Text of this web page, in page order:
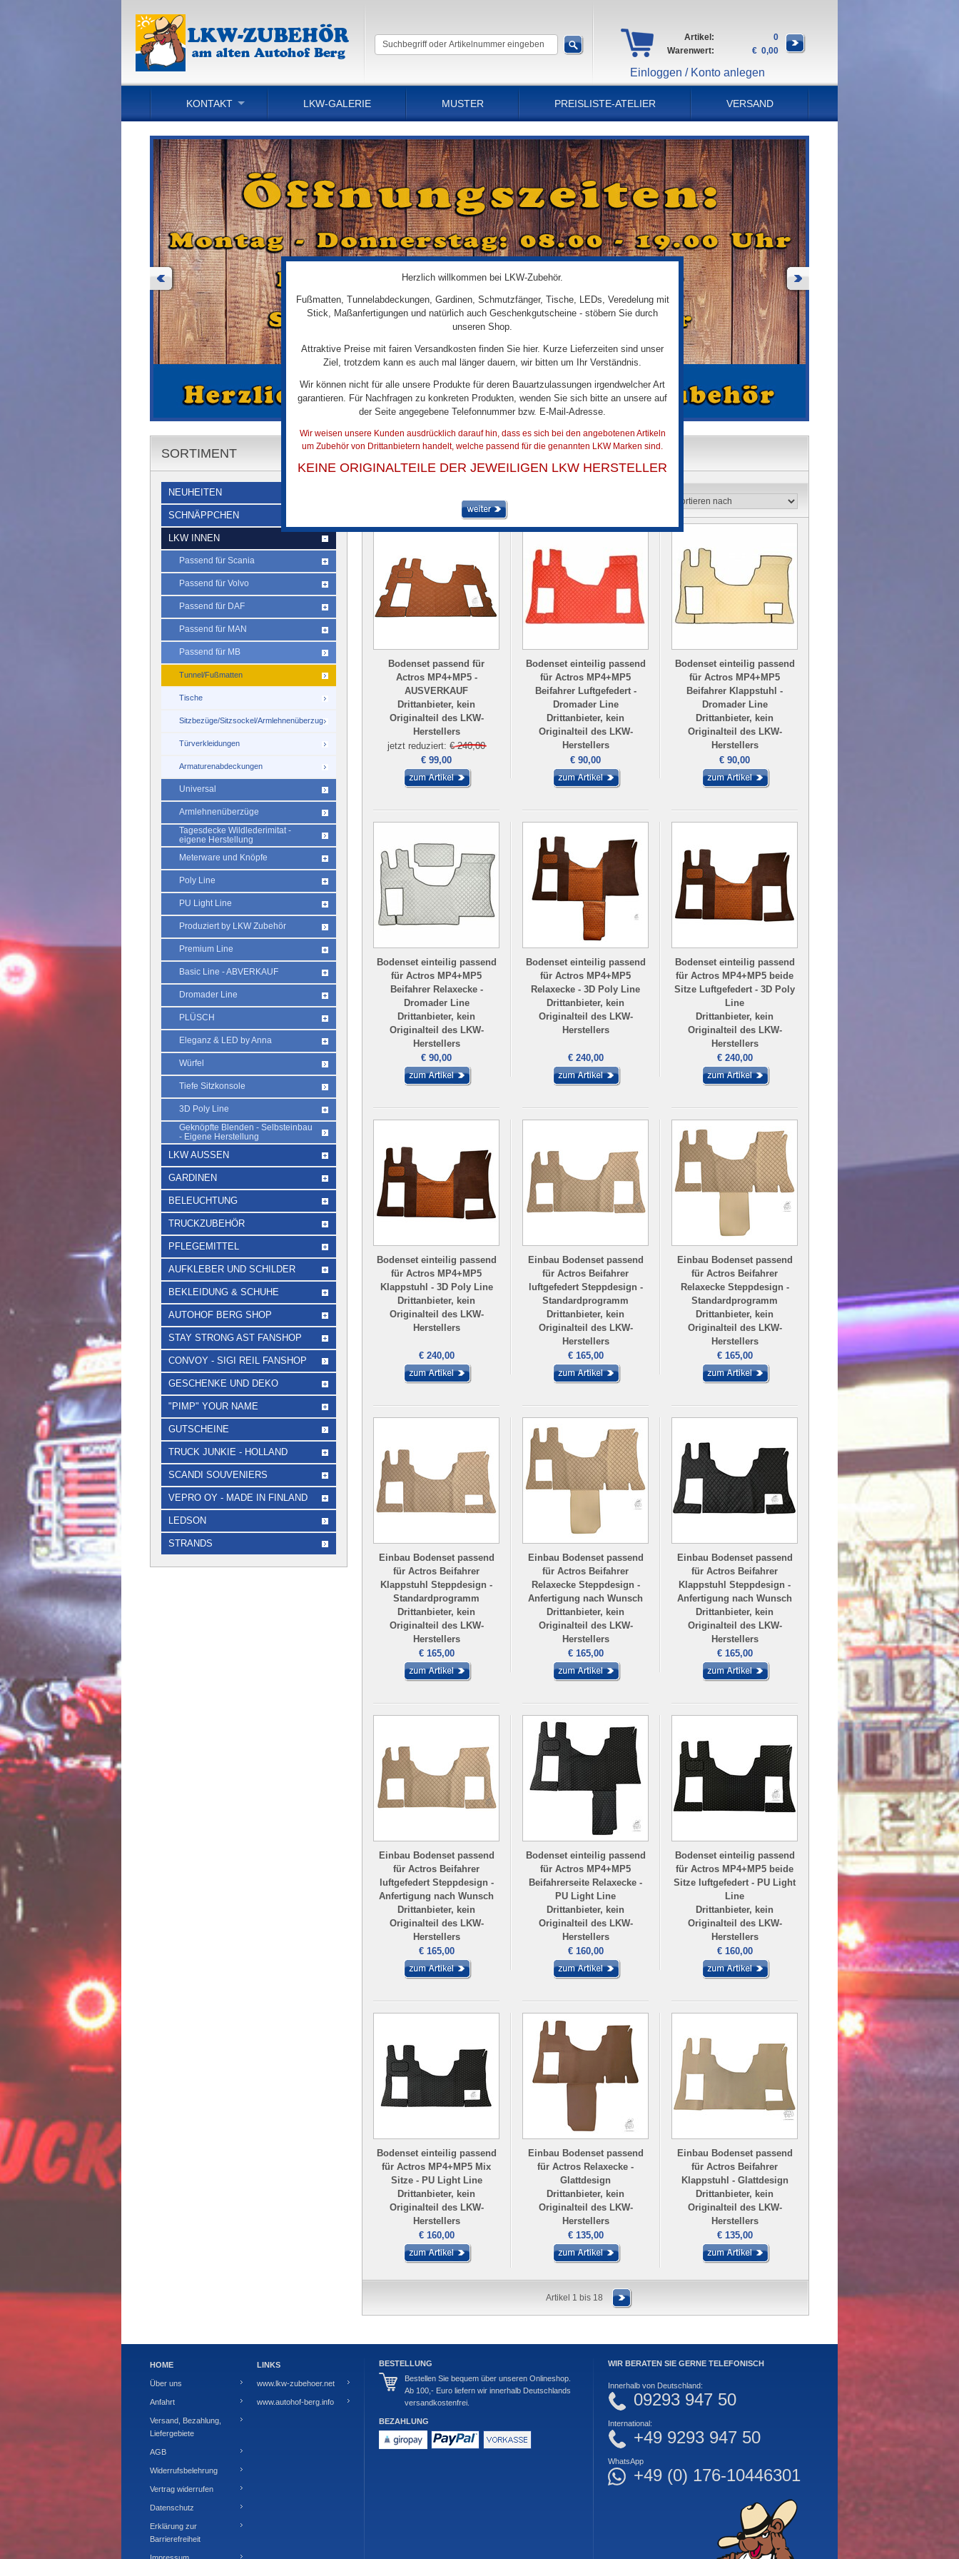
Artikel:
0
Warenwert:
€ 0,00
Einloggen / Konto anlegen
KONTAKT LKW-GALERIE MUSTER PREISLISTE-ATELIER VERSAND
TUNNEL/FUSSMATTEN
Bodenset passend für
Actros MP4+MP5 -
AUSVERKAUF
Drittanbieter, kein
Originalteil des LKW-
Herstellers
jetzt reduziert: € 240,00
€ 99,00
Bodenset einteilig passend
für Actros MP4+MP5
Beifahrer Luftgefedert -
Dromader Line
Drittanbieter, kein
Originalteil des LKW-
Herstellers
€ 90,00
Bodenset einteilig passend
für Actros MP4+MP5
Beifahrer Klappstuhl -
Dromader Line
Drittanbieter, kein
Originalteil des LKW-
Herstellers
€ 90,00
Bodenset einteilig passend
für Actros MP4+MP5
Beifahrer Relaxecke -
Dromader Line
Drittanbieter, kein
Originalteil des LKW-
Herstellers
€ 90,00
Bodenset einteilig passend
für Actros MP4+MP5
Relaxecke - 3D Poly Line
Drittanbieter, kein
Originalteil des LKW-
Herstellers
€ 240,00
Bodenset einteilig passend
für Actros MP4+MP5 beide
Sitze Luftgefedert - 3D Poly
Line
Drittanbieter, kein
Originalteil des LKW-
Herstellers
€ 240,00
Bodenset einteilig passend
für Actros MP4+MP5
Klappstuhl - 3D Poly Line
Drittanbieter, kein
Originalteil des LKW-
Herstellers
€ 240,00
Einbau Bodenset passend
für Actros Beifahrer
luftgefedert Steppdesign -
Standardprogramm
Drittanbieter, kein
Originalteil des LKW-
Herstellers
€ 165,00
Einbau Bodenset passend
für Actros Beifahrer
Relaxecke Steppdesign -
Standardprogramm
Drittanbieter, kein
Originalteil des LKW-
Herstellers
€ 165,00
Einbau Bodenset passend
für Actros Beifahrer
Klappstuhl Steppdesign -
Standardprogramm
Drittanbieter, kein
Originalteil des LKW-
Herstellers
€ 165,00
Einbau Bodenset passend
für Actros Beifahrer
Relaxecke Steppdesign -
Anfertigung nach Wunsch
Drittanbieter, kein
Originalteil des LKW-
Herstellers
€ 165,00
Einbau Bodenset passend
für Actros Beifahrer
Klappstuhl Steppdesign -
Anfertigung nach Wunsch
Drittanbieter, kein
Originalteil des LKW-
Herstellers
€ 165,00
Einbau Bodenset passend
für Actros Beifahrer
luftgefedert Steppdesign -
Anfertigung nach Wunsch
Drittanbieter, kein
Originalteil des LKW-
Herstellers
€ 165,00
Bodenset einteilig passend
für Actros MP4+MP5
Beifahrerseite Relaxecke -
PU Light Line
Drittanbieter, kein
Originalteil des LKW-
Herstellers
€ 160,00
Bodenset einteilig passend
für Actros MP4+MP5 beide
Sitze luftgefedert - PU Light
Line
Drittanbieter, kein
Originalteil des LKW-
Herstellers
€ 160,00
Bodenset einteilig passend
für Actros MP4+MP5 Mix
Sitze - PU Light Line
Drittanbieter, kein
Originalteil des LKW-
Herstellers
€ 160,00
Einbau Bodenset passend
für Actros Relaxecke -
Glattdesign
Drittanbieter, kein
Originalteil des LKW-
Herstellers
€ 135,00
Einbau Bodenset passend
für Actros Beifahrer
Klappstuhl - Glattdesign
Drittanbieter, kein
Originalteil des LKW-
Herstellers
€ 135,00
Artikel 1 bis 18
SORTIMENT
NEUHEITEN
SCHNÄPPCHEN
LKW INNEN
Passend für Scania
Passend für Volvo
Passend für DAF
Passend für MAN
Passend für MB
Tunnel/Fußmatten
Tische
Sitzbezüge/Sitzsockel/Armlehnenüberzug
Türverkleidungen
Armaturenabdeckungen
Universal
Armlehnenüberzüge
Tagesdecke Wildlederimitat -
eigene Herstellung
Meterware und Knöpfe
Poly Line
PU Light Line
Produziert by LKW Zubehör
Premium Line
Basic Line - ABVERKAUF
Dromader Line
PLÜSCH
Eleganz & LED by Anna
Würfel
Tiefe Sitzkonsole
3D Poly Line
Geknöpfte Blenden - Selbsteinbau
- Eigene Herstellung
LKW AUSSEN
GARDINEN
BELEUCHTUNG
TRUCKZUBEHÖR
PFLEGEMITTEL
AUFKLEBER UND SCHILDER
BEKLEIDUNG & SCHUHE
AUTOHOF BERG SHOP
STAY STRONG AST FANSHOP
CONVOY - SIGI REIL FANSHOP
GESCHENKE UND DEKO
"PIMP" YOUR NAME
GUTSCHEINE
TRUCK JUNKIE - HOLLAND
SCANDI SOUVENIERS
VEPRO OY - MADE IN FINLAND
LEDSON
STRANDS
HOME
Über uns
Anfahrt
Versand, Bezahlung,
Liefergebiete
AGB
Widerrufsbelehrung
Vertrag widerrufen
Datenschutz
Erklärung zur
Barrierefreiheit
LINKS
www.lkw-zubehoer.net
www.autohof-berg.info
BESTELLUNG
Bestellen Sie bequem über unseren Onlineshop.
Ab 100,- Euro liefern wir innerhalb Deutschlands
versandkostenfrei.
BEZAHLUNG
WIR BERATEN SIE GERNE TELEFONISCH
Innerhalb von Deutschland:
09293 947 50
International:
+49 9293 947 50
WhatsApp
+49 (0) 176-10446301
Herzlich willkommen bei LKW-Zubehör.
Fußmatten, Tunnelabdeckungen, Gardinen, Schmutzfänger, Tische, LEDs, Veredelung mit
Stick, Maßanfertigungen und natürlich auch Geschenkgutscheine - stöbern Sie durch
unseren Shop.
Attraktive Preise mit fairen Versandkosten finden Sie hier. Kurze Lieferzeiten sind unser
Ziel, trotzdem kann es auch mal länger dauern, wir bitten um Ihr Verständnis.
Wir können nicht für alle unsere Produkte für deren Bauartzulassungen irgendwelcher Art
garantieren. Für Nachfragen zu konkreten Produkten, wenden Sie sich bitte an unsere auf
der Seite angegebene Telefonnummer bzw. E-Mail-Adresse.
Wir weisen unsere Kunden ausdrücklich darauf hin, dass es sich bei den angebotenen Artikeln
um Zubehör von Drittanbietern handelt, welche passend für die genannten LKW Marken sind.
KEINE ORIGINALTEILE DER JEWEILIGEN LKW HERSTELLER